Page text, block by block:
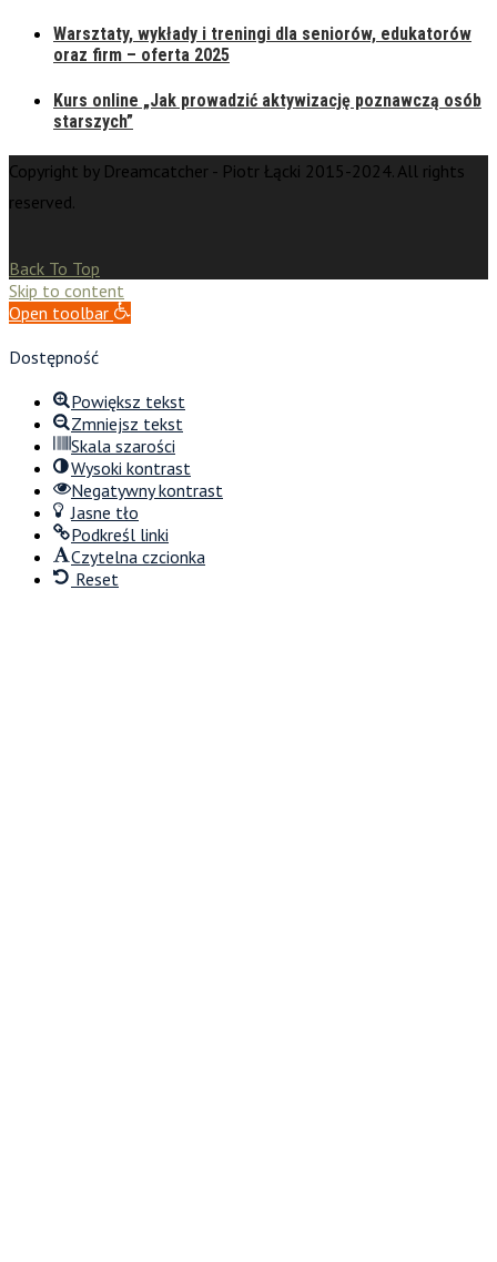
Warsztaty, wykłady i treningi dla seniorów, edukatorów
oraz firm – oferta 2025
Kurs online „Jak prowadzić aktywizację poznawczą osób
starszych”
Copyright by Dreamcatcher - Piotr Łącki 2015-2024. All rights
reserved.
Back To Top
Skip to content
Open toolbar
Dostępność
Powiększ tekst
Zmniejsz tekst
Skala szarości
Wysoki kontrast
Negatywny kontrast
Jasne tło
Podkreśl linki
Czytelna czcionka
Reset